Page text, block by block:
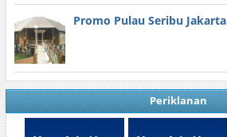
Promo Pulau Seribu Jakarta
Periklanan